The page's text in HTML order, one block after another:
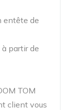
entête de
partir de
TOM
client vous